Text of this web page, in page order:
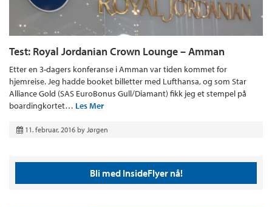
Test: Royal Jordanian Crown Lounge – Amman
Etter en 3-dagers konferanse i Amman var tiden kommet for
hjemreise. Jeg hadde booket billetter med Lufthansa, og som Star
Alliance Gold (SAS EuroBonus Gull/Diamant) fikk jeg et stempel på
boardingkortet… Les Mer
11. februar, 2016 by Jørgen
Bli med InsideFlyer nå!